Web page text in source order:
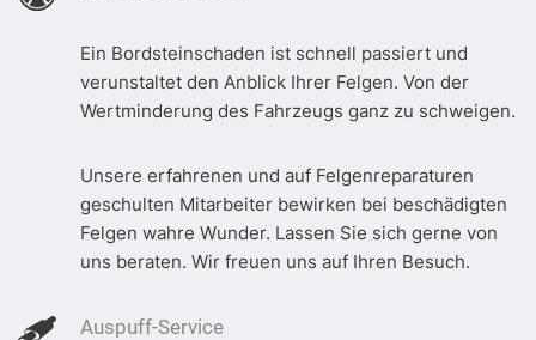
Ein Bordsteinschaden ist schnell passiert und
verunstaltet den Anblick Ihrer Felgen. Von der
Wertminderung des Fahrzeugs ganz zu schweigen.
Unsere erfahrenen und auf Felgenreparaturen
geschulten Mitarbeiter bewirken bei beschädigten
Felgen wahre Wunder. Lassen Sie sich gerne von
uns beraten. Wir freuen uns auf Ihren Besuch.
Auspuff-Service